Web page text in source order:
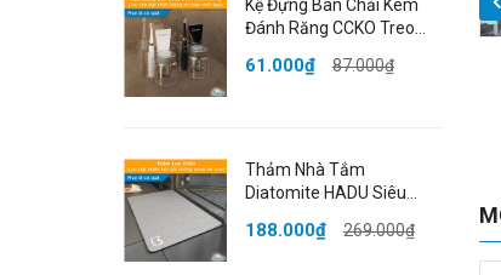
Kệ Đựng Bàn Chải Kem
Đánh Răng CCKO Treo
Ngược Chống Bụi, Nhựa
61.000₫ 87.000₫
Thảm Nhà Tắm
Diatomite HADU Siêu
Khô Nhanh, 40x60cm,
188.000₫ 269.000₫